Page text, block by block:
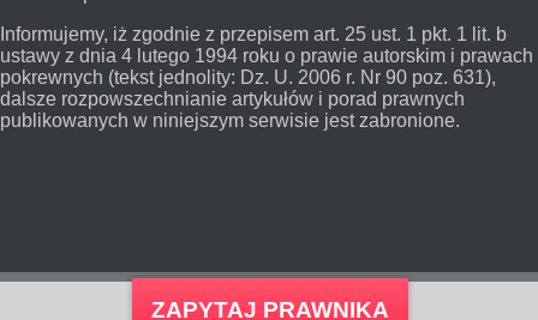
Informujemy, iż zgodnie z przepisem art. 25 ust. 1 pkt. 1 lit. b
ustawy z dnia 4 lutego 1994 roku o prawie autorskim i prawach
pokrewnych (tekst jednolity: Dz. U. 2006 r. Nr 90 poz. 631),
dalsze rozpowszechnianie artykułów i porad prawnych
publikowanych w niniejszym serwisie jest zabronione.
ZAPYTAJ PRAWNIKA